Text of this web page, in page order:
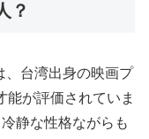
？
、台湾出身の映画プ
能が評価されていま
静な性格ながらも